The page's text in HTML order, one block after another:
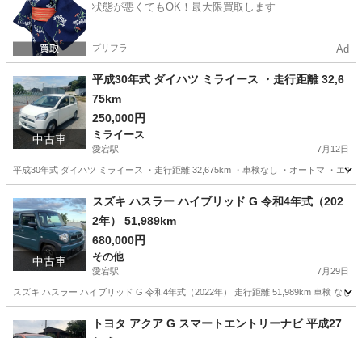
状態が悪くてもOK！最大限買取します
プリフラ Ad
中古車
平成30年式 ダイハツ ミライース ・走行距離 32,6
75km
250,000円
ミライース
愛宕駅 7月12日
平成30年式 ダイハツ ミライース ・走行距離 32,675km ・車検なし ・オートマ ・エ
愛宕駅 ミライース 走行距離
中古車
スズキ ハスラー ハイブリッド G 令和4年式（202
2年） 51,989km
680,000円
その他
愛宕駅 7月29日
スズキ ハスラー ハイブリッド G 令和4年式（2022年） 走行距離 51,989km 車検 な
愛宕駅 ハスラー
トヨタ アクア G スマートエントリーナビ 平成27